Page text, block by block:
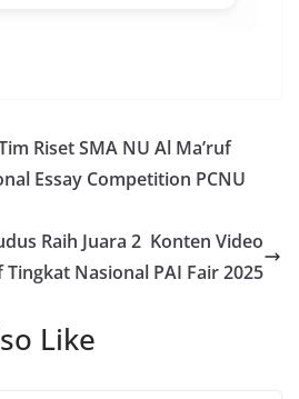
Riset SMA NU Al Ma’ruf
Essay Competition PCNU
Raih Juara 2 Konten Video
Tingkat Nasional PAI Fair 2025
Like